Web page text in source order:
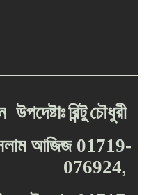
উপদেষ্টাঃরিন্টুচৌধুরী
আজিজ 01719-
076924,